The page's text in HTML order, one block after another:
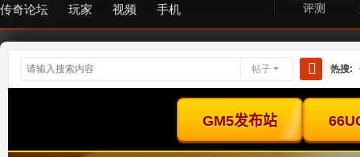
传奇论坛 玩家 视频 手机
评测
帖子
搜
热搜: